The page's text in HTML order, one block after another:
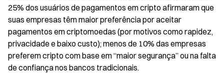
25% dos usuários de pagamentos em cripto afirmaram que
suas empresas têm maior preferência por aceitar
pagamentos em criptomoedas (por motivos como rapidez,
privacidade e baixo custo); menos de 10% das empresas
preferem cripto com base em “maior segurança” ou na falta
de confiança nos bancos tradicionais.